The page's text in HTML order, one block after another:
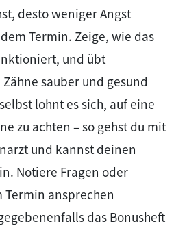
desto weniger Angst
Termin. Zeige, wie das
und übt
sauber und gesund
lohnt es sich, auf eine
zu achten – so gehst du mit
und kannst deinen
Notiere Fragen oder
ansprechen
das Bonusheft